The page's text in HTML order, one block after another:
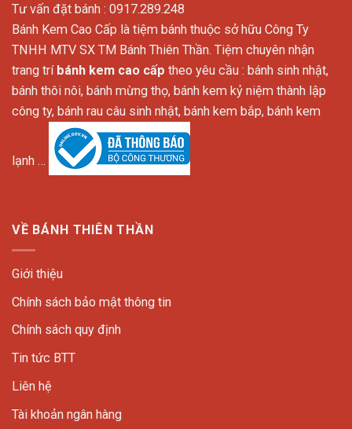
Tư vấn đặt bánh : 0917.289.248
Bánh Kem Cao Cấp là tiệm bánh thuộc sở hữu Công Ty
TNHH MTV SX TM Bánh Thiên Thần. Tiệm chuyên nhận
trang trí bánh kem cao cấp theo yêu cầu : bánh sinh nhật,
bánh thôi nôi, bánh mừng thọ, bánh kem kỷ niệm thành lập
công ty, bánh rau câu sinh nhật, bánh kem bắp, bánh kem
lạnh …
VỀ BÁNH THIÊN THẦN
Giới thiệu
Chính sách bảo mật thông tin
Chính sách quy định
Tin tức BTT
Liên hệ
Tài khoản ngân hàng